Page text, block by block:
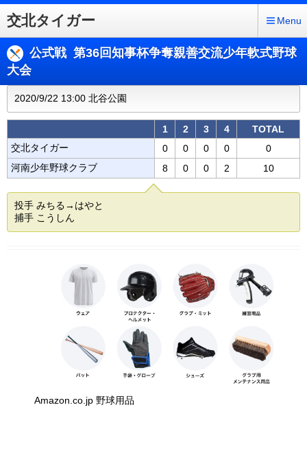
交北タイガー Menu
公式戦 第36回知事杯争奪親善交流少年軟式野球
大会
2020/9/22 13:00 北谷公園
1 2 3 4
TOTAL
交北タイガー
0 0 0 0
0
河南少年野球クラブ
8 0 0 2 10
投手 みちる→はやと
捕手 こうしん
Amazon.co.jp 野球用品